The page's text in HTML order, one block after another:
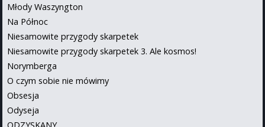
Młody Waszyngton
Na Północ
Niesamowite przygody skarpetek
Niesamowite przygody skarpetek 3. Ale kosmos!
Norymberga
O czym sobie nie mówimy
Obsesja
Odyseja
ODZYSKANY